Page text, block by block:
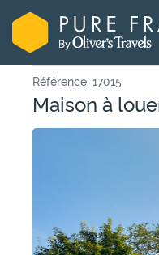
Référence: 17015
Maison à